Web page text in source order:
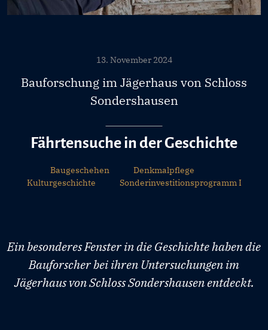
13. November 2024
Bauforschung im Jägerhaus von Schloss
Sondershausen
Fährtensuche in der Geschichte
Baugeschehen
Denkmalpflege
Kulturgeschichte
Sonderinvestitionsprogramm I
Ein besonderes Fenster in die Geschichte haben die
Bauforscher bei ihren Untersuchungen im
Jägerhaus von Schloss Sondershausen entdeckt.